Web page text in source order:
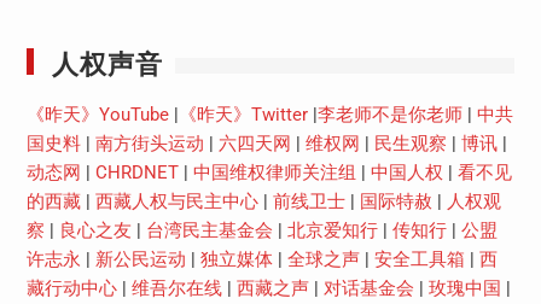
人权声音
《昨天》YouTube| 《昨天》Twitter|李老师不是你老师| 中共
国史料| 南方街头运动 | 六四天网 | 维权网 | 民生观察 | 博讯|
动态网 | CHRDNET| 中国维权律师关注组 | 中国人权 | 看不见
的西藏| 西藏人权与民主中心| 前线卫士| 国际特赦 | 人权观
察 | 良心之友 | 台湾民主基金会 | 北京爱知行| 传知行| 公盟
许志永 | 新公民运动 | 独立媒体| 全球之声| 安全工具箱 | 西
藏行动中心| 维吾尔在线| 西藏之声| 对话基金会 | 玫瑰中国 |